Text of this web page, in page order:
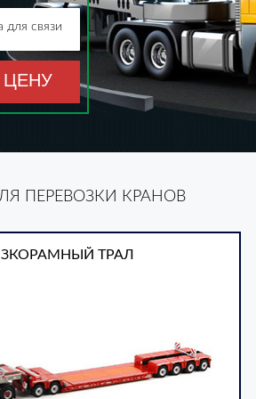
ЦЕНУ
для связи
ПЕРЕВОЗКИ КРАНОВ
ТРАЛ